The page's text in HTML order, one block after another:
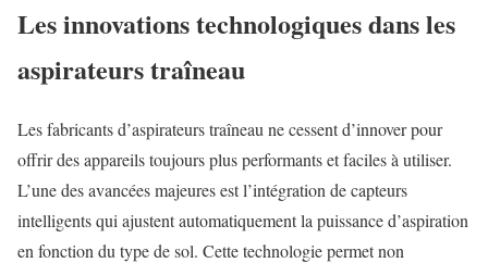
Les innovations technologiques dans les
aspirateurs traîneau
Les fabricants d’aspirateurs traîneau ne cessent d’innover pour
offrir des appareils toujours plus performants et faciles à utiliser.
L’une des avancées majeures est l’intégration de capteurs
intelligents qui ajustent automatiquement la puissance d’aspiration
en fonction du type de sol. Cette technologie permet non